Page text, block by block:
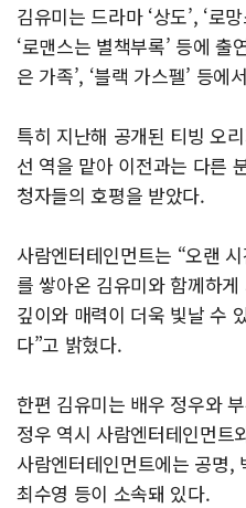
김유미는 드라마 ‘상도’, ‘로
‘로맨스는 별책부록’ 등에 출
은 가족’, ‘블랙 가스펠’ 등
특히 지난해 공개된 티빙 오
선 역을 맡아 이전과는 다른
청자들의 호평을 받았다.
사람엔터테인먼트는 “오랜
를 쌓아온 김유미와 함께하
깊이와 매력이 더욱 빛날 수
다”고 밝혔다.
한편 김유미는 배우 정우와
정우 역시 사람엔터테인먼트
사람엔터테인먼트에는 공명,
최수영 등이 소속돼 있다.